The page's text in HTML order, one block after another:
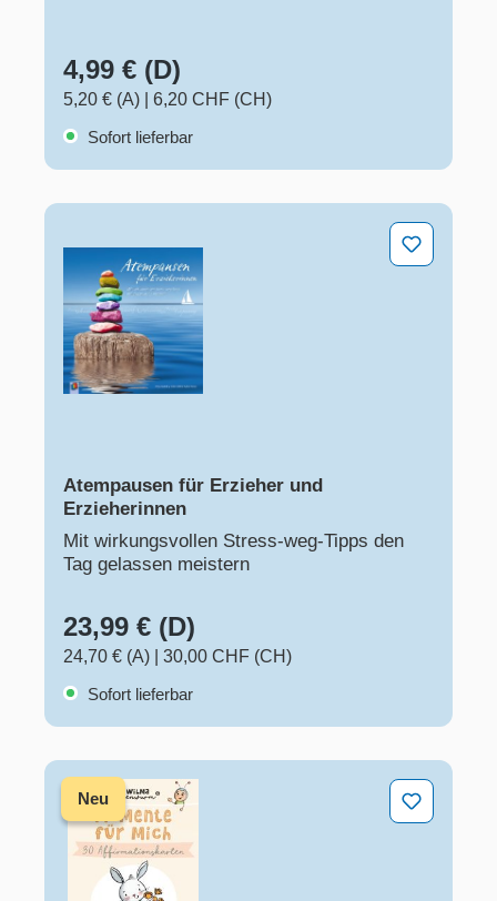
4,99 € (D)
5,20 € (A)
6,20 CHF (CH)
Sofort lieferbar
Atempausen für Erzieher und Erzieherinnen
Atempausen für Erzieher und
Erzieherinnen
Mit wirkungsvollen Stress-weg-Tipps den
Tag gelassen meistern
23,99 € (D)
24,70 € (A)
30,00 CHF (CH)
Sofort lieferbar
Wilma Wochenwurm – Momente für mich
Neu